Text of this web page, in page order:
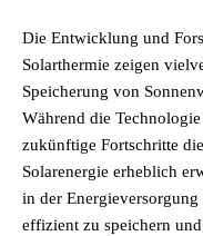
Die Entwicklung und
Solarthermie zeigen
Speicherung von
Während die
zukünftige Fortschritte
Solarenergie erheblich
in der
effizient zu speichern